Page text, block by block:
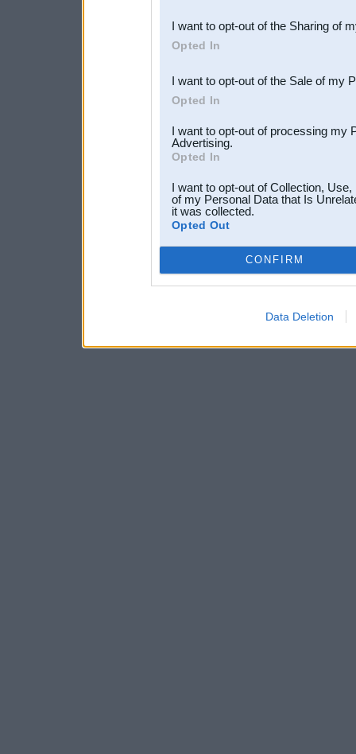
Downstream Participants
third parties.
I want to opt-out of the Sharing of
Opted In
I want to opt-out of the Sale of my
Opted In
I want to opt-out of processing my
Advertising.
Opted In
I want to opt-out of Collection,
of my Personal Data that Is
it was collected.
Opted Out
CONFIRM
Data Deletion